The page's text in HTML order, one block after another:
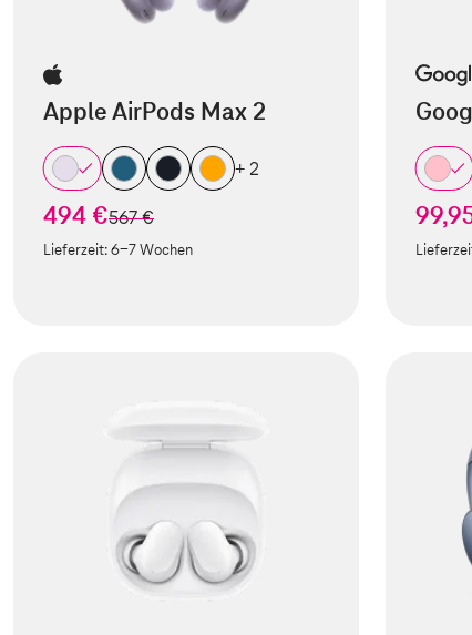
Apple AirPods Max 2
+ 2
494 €statt
567 €
Lieferzeit:6-7 Wochen